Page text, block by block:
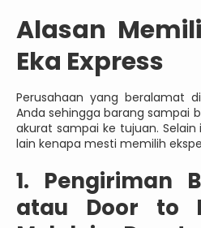
Alasan
Eka Express
Perusahaan yang beralamat
Anda sehingga barang sampai
akurat sampai ke tujuan.
lain kenapa mesti memilih
1. Pengiriman
atau Door to